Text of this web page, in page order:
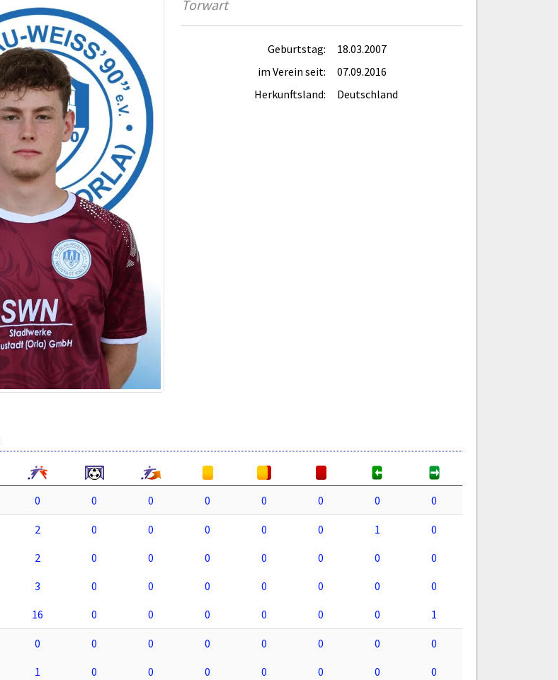
Torwart
Geburtstag:
18.03.2007
im Verein seit:
07.09.2016
Herkunftsland:
Deutschland
0 0 0 0 0 0 0 0
2 0 0 0 0 0 1
0
2 0 0 0 0 0 0
0
3 0 0 0 0 0 0
0
16 0 0 0 0 0 0 1
0 0 0 0 0 0 0
0
1 0 0 0 0 0 0
0